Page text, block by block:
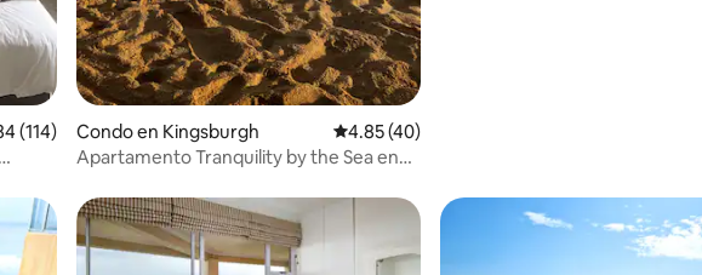
promedio: 4.84 de 5, 114 reseñas
(114)
Condo en Kingsburgh Calificación promedio: 4.85 de 5, 40 reseñas
4.85 (40)
Apartamento Tranquility by the Sea en